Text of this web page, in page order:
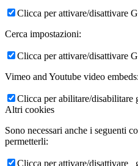
Clicca per attivare/disattivare
Cerca impostazioni:
Clicca per attivare/disattivare
Vimeo and Youtube video embeds:
Clicca per abilitare/disabilitare
Altri cookies
Sono necessari anche i seguenti
permetterli:
Clicca per attivare/disattivare